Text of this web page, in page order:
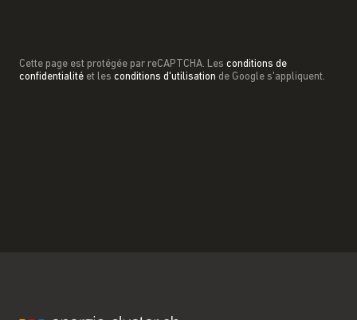
Cette page est protégée par reCAPTCHA. Les conditions de
confidentialité et les conditions d'utilisation de Google s'appliquent.